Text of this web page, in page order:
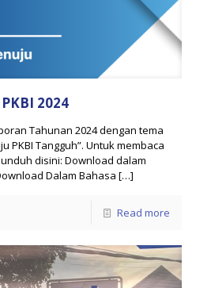
2024
Tahunan 2024 dengan tema
PKBI Tangguh”. Untuk membaca
disini: Download dalam
Dalam Bahasa […]
Read more